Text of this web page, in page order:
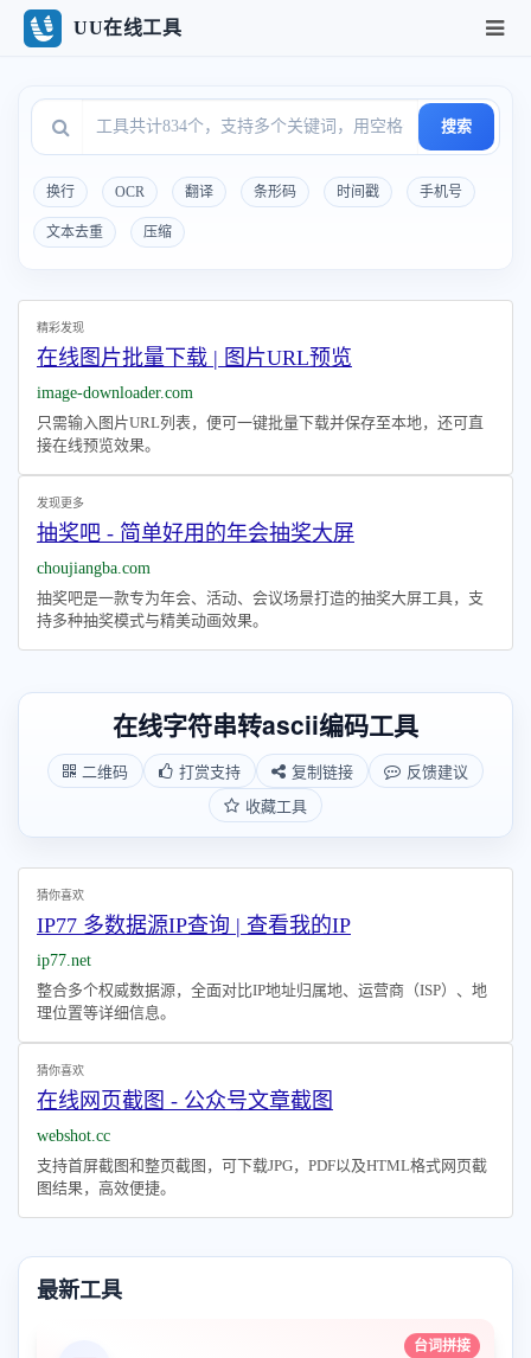
UU在线工具
搜索
换行 OCR 翻译 条形码 时间戳 手机号
文本去重 压缩
精彩发现
在线图片批量下载 | 图片URL预览
image-downloader.com
只需输入图片URL列表，便可一键批量下载并保存至本地，还可直
接在线预览效果。
发现更多
抽奖吧 - 简单好用的年会抽奖大屏
choujiangba.com
抽奖吧是一款专为年会、活动、会议场景打造的抽奖大屏工具，支
持多种抽奖模式与精美动画效果。
在线字符串转ascii编码工具
二维码 打赏支持 复制链接
反馈建议
收藏工具
猜你喜欢
IP77 多数据源IP查询 | 查看我的IP
ip77.net
整合多个权威数据源，全面对比IP地址归属地、运营商（ISP）、地
理位置等详细信息。
猜你喜欢
在线网页截图 - 公众号文章截图
webshot.cc
支持首屏截图和整页截图，可下载JPG，PDF以及HTML格式网页截
图结果，高效便捷。
最新工具
台词拼接